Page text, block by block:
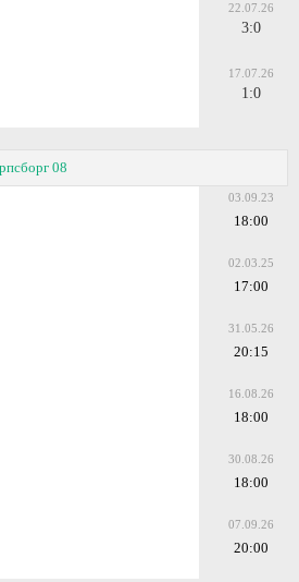
22.07.26
3:0
17.07.26
1:0
08
03.09.23
18:00
02.03.25
17:00
31.05.26
20:15
16.08.26
18:00
30.08.26
18:00
07.09.26
20:00